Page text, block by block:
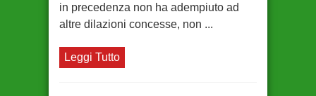
in precedenza non ha adempiuto ad
altre dilazioni concesse, non ...
Leggi Tutto